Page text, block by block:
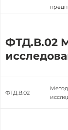
ФТД.В.02
ФТД.В.02